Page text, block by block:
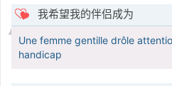
我希望我的伴侣成为
Une femme gentille drôle
handicap